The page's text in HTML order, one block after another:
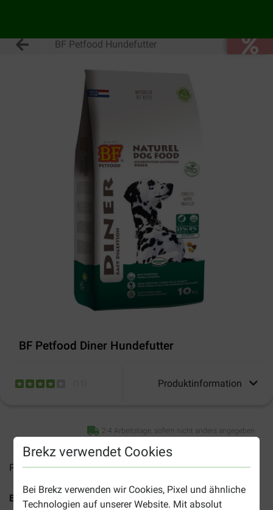
Brekz verwendet Cookies
Bei Brekz verwenden wir Cookies, Pixel und ähnliche
Technologien auf unserer Website. Mit absolut
BF Petfood Hundefutter
BF Petfood Diner Hundefutter
Produktinformation
2-4 Arbeitstage, sofern nicht anders angegeben
Preise inkl. MwSt zzgl.Versandkosten
BF Petfood Diner Hundefutter ist ein komplettes, leicht